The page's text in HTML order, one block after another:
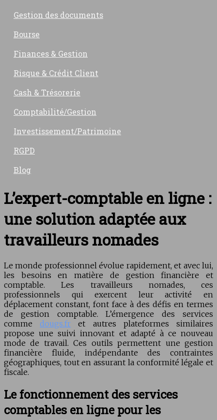
Gestion des documents
Bourse
Finances & Gestion
Risque & Crédit Client
Cash & Trésorerie
Comptabilité/Gestion
Investissement/Patrimoine
RGPD
Blog
L’expert-comptable en ligne :
une solution adaptée aux
travailleurs nomades
Le monde professionnel évolue rapidement, et avec lui,
les besoins en matière de gestion financière et
comptable. Les travailleurs nomades, ces
professionnels qui exercent leur activité en
déplacement constant, font face à des défis en termes
de gestion comptable. L’émergence des services
commedougs.fr et autres plateformes similaires
propose une suivi innovant et adapté à ce nouveau
mode de travail. Ces outils permettent une gestion
financière fluide, indépendante des contraintes
géographiques, tout en assurant la conformité légale et
fiscale.
Le fonctionnement des services
comptables en ligne pour les